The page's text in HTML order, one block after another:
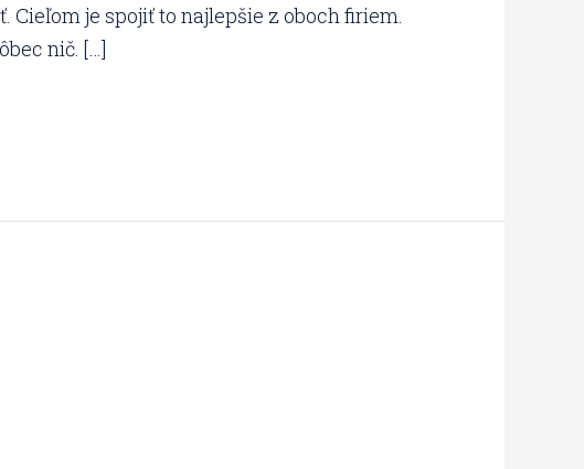
je spojiť to najlepšie z oboch firiem.
nič. […]